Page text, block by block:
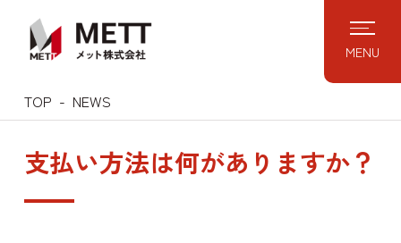
content
MENU
TOP NEWS
支払い方法は何がありますか？